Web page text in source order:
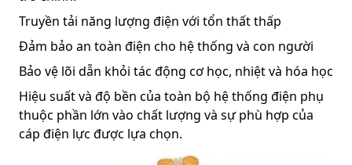
Truyền tải năng lượng điện với tổn thất thấp
Đảm bảo an toàn điện cho hệ thống và con người
Bảo vệ lõi dẫn khỏi tác động cơ học, nhiệt và hóa học
Hiệu suất và độ bền của toàn bộ hệ thống điện phụ
thuộc phần lớn vào chất lượng và sự phù hợp của
cáp điện lực được lựa chọn.